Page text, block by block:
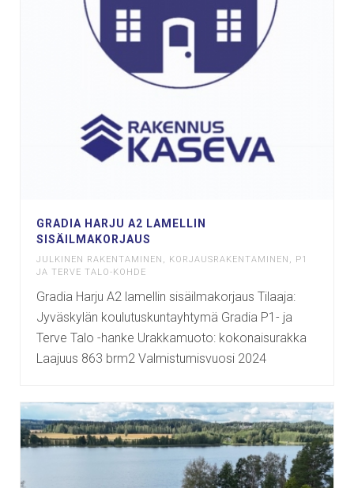
GRADIA HARJU A2 LAMELLIN
SISÄILMAKORJAUS
JULKINEN RAKENTAMINEN KORJAUSRAKENTAMINEN
P1
JA TERVE TALO-KOHDE
Gradia Harju A2 lamellin sisäilmakorjaus Tilaaja:
Jyväskylän koulutuskuntayhtymä Gradia P1- ja
Terve Talo -hanke Urakkamuoto: kokonaisurakka
Laajuus 863 brm2 Valmistumisvuosi 2024